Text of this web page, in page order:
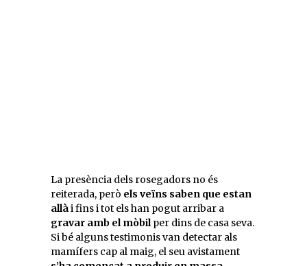
La presència dels rosegadors no és
reiterada, però els veïns saben que estan
allài fins i tot els han pogut arribar a
gravar amb el mòbilper dins de casa seva.
Si bé alguns testimonis van detectar als
mamífers cap al maig, el seu avistament